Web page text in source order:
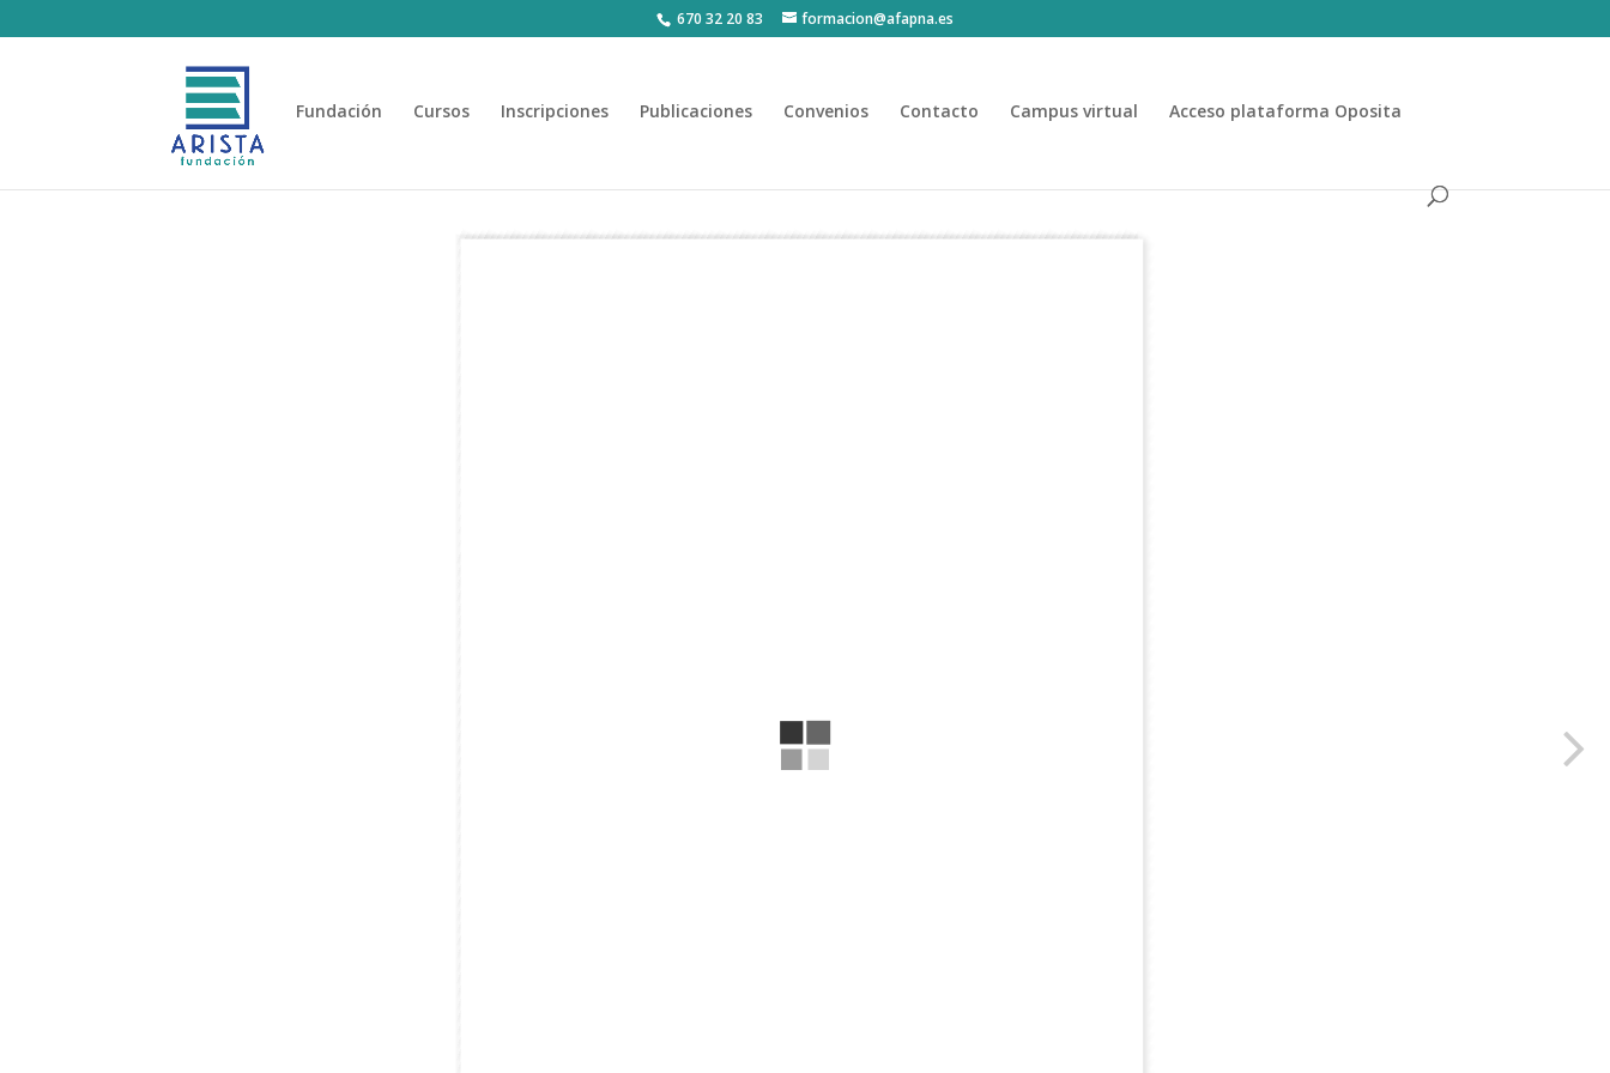
670 32 20 83 formacion@afapna.es
Fundación Cursos Inscripciones Publicaciones Convenios Contacto Campus virtual Acceso plataforma Oposita